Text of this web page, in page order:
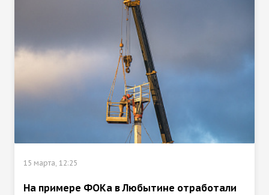
15 марта, 12:25
На примере ФОКа в Любытине отработали